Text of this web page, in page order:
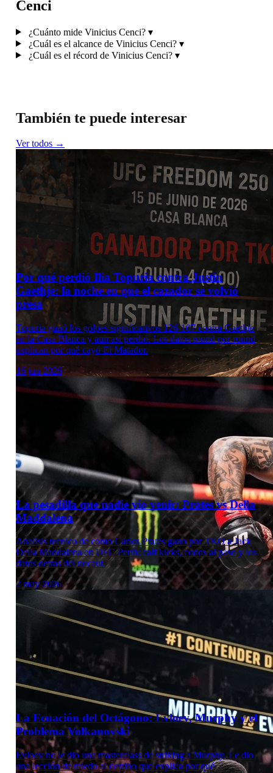
Cenci
¿Cuánto mide Vinicius Cenci? ▾
¿Cuál es el alcance de Vinicius Cenci? ▾
¿Cuál es el récord de Vinicius Cenci? ▾
También te puede interesar
Ver todos →
Laboratorio Técnico
Por qué perdió Ilia Topuria contra Justin
Gaethje: la noche en que el cazador se volvió
presa
Topuria ganó los golpes significativos 126-107 contra Gaethje
en la Casa Blanca y aun así perdió. Los datos round por round
explican por qué cayó El Matador.
16 jun 2026
La pesadilla que nadie vio venir: Prates vs Della
Maddalena
Analisis tecnico de como Carlos Prates gano por TKO a Jack
Della Maddalena en UFC Perth: calf kicks, codos al paso y los
datos detras del nocaut.
2 may 2026
La Ecuación del Octágono: Evloev, Murphy y el
Problema Volkanovski
Evloev no le dio una masterclass de striking a Murphy. Le dio
una lección de miedo al derribo que explica por qué